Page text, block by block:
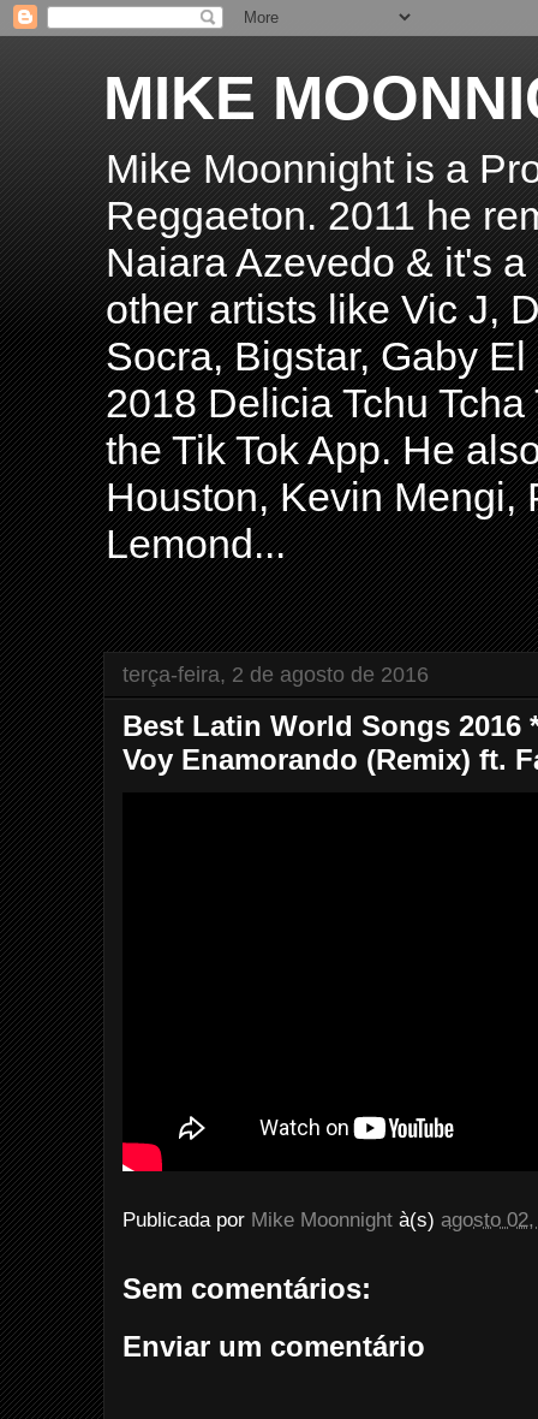
MIKE
Mike Moonnight is a
Reggaeton. 2011 he
Naiara Azevedo & it's
other artists like Vic J,
Socra, Bigstar, Gaby
2018 Delicia Tchu
the Tik Tok App. He
Houston, Kevin Mengi,
Lemond...
terça-feira, 2 de agosto de 2016
Best Latin World Songs 2016
Voy Enamorando (Remix) ft.
Publicada por Mike Moonnight à(s) agosto
Sem comentários:
Enviar um comentário